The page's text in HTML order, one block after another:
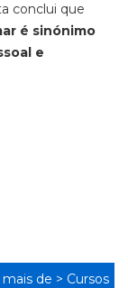
conclui que
é sinónimo
e
mais de > Cursos